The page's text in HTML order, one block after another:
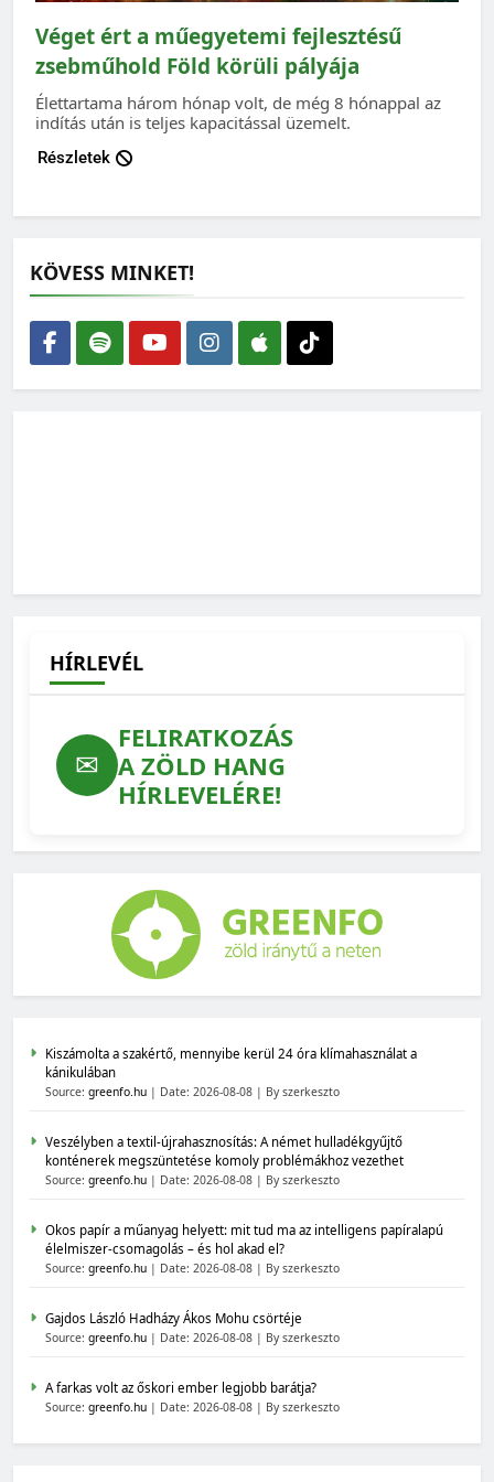
Véget ért a műegyetemi fejlesztésű
zsebműhold Föld körüli pályája
Élettartama három hónap volt, de még 8 hónappal az
indítás után is teljes kapacitással üzemelt.
Részletek
KÖVESS MINKET!
HÍRLEVÉL
✉
FELIRATKOZÁS
A ZÖLD HANG
HÍRLEVELÉRE!
Kiszámolta a szakértő, mennyibe kerül 24 óra klímahasználat a
kánikulában
Source: greenfo.hu Date: 2026-08-08 By szerkeszto
Veszélyben a textil-újrahasznosítás: A német hulladékgyűjtő
konténerek megszüntetése komoly problémákhoz vezethet
Source: greenfo.hu Date: 2026-08-08 By szerkeszto
Okos papír a műanyag helyett: mit tud ma az intelligens papíralapú
élelmiszer-csomagolás – és hol akad el?
Source: greenfo.hu Date: 2026-08-08 By szerkeszto
Gajdos László Hadházy Ákos Mohu csörtéje
Source: greenfo.hu Date: 2026-08-08 By szerkeszto
A farkas volt az őskori ember legjobb barátja?
Source: greenfo.hu Date: 2026-08-08 By szerkeszto